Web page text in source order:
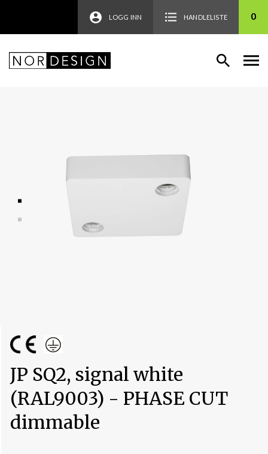
LOGG INN HANDLELISTE 0
JP SQ2, signal white
(RAL9003) - PHASE CUT
dimmable